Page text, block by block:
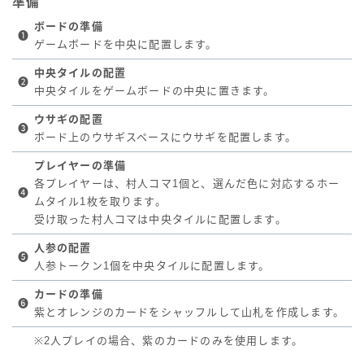
❶
ボードの準備
ゲームボードを中央に配置します。
❷
中央タイルの配置
中央タイルをゲームボードの中央に置きます。
❸
ウサギの配置
ボード上のウサギスペースにウサギを配置します。
❹
プレイヤーの準備
各プレイヤーは、村人コマ1個と、選んだ色に対応するホー
ムタイル1枚を取ります。
受け取った村人コマは中央タイルに配置します。
❺
人参の配置
人参トークン1個を中央タイルに配置します。
❻
カードの準備
紫とオレンジのカードをシャッフルして山札を作成します。
※2人プレイの場合、紫のカードのみを使用します。